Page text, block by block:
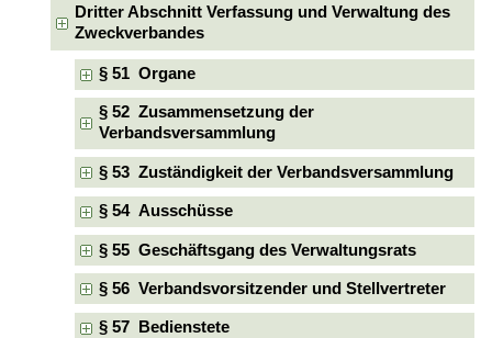
Dritter Abschnitt Verfassung und Verwaltung des
Zweckverbandes
§ 51 Organe
§ 52 Zusammensetzung der
Verbandsversammlung
§ 53 Zuständigkeit der Verbandsversammlung
§ 54 Ausschüsse
§ 55 Geschäftsgang des Verwaltungsrats
§ 56 Verbandsvorsitzender und Stellvertreter
§ 57 Bedienstete